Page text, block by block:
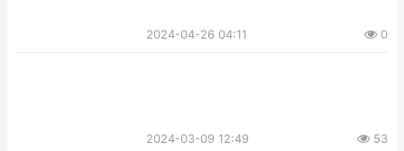
2024-04-26 04:11 0
2024-03-09 12:49 53